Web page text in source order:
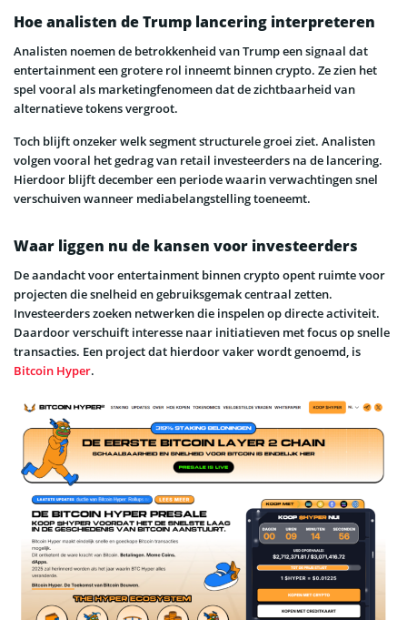
Hoe analisten de Trump lancering interpreteren
Analisten noemen de betrokkenheid van Trump een signaal dat
entertainment een grotere rol inneemt binnen crypto. Ze zien het
spel vooral als marketingfenomeen dat de zichtbaarheid van
alternatieve tokens vergroot.
Toch blijft onzeker welk segment structurele groei ziet. Analisten
volgen vooral het gedrag van retail investeerders na de lancering.
Hierdoor blijft december een periode waarin verwachtingen snel
verschuiven wanneer mediabelangstelling toeneemt.
Waar liggen nu de kansen voor investeerders
De aandacht voor entertainment binnen crypto opent ruimte voor
projecten die snelheid en gebruiksgemak centraal zetten.
Investeerders zoeken netwerken die inspelen op directe activiteit.
Daardoor verschuift interesse naar initiatieven met focus op snelle
transacties. Een project dat hierdoor vaker wordt genoemd, is
Bitcoin Hyper.